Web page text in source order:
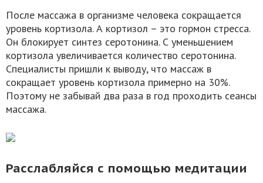
После массажа в организме человека сокращается
уровень кортизола. А кортизол – это гормон стресса.
Он блокирует синтез серотонина. С уменьшением
кортизола увеличивается количество серотонина.
Специалисты пришли к выводу, что массаж в
сокращает уровень кортизола примерно на 30%.
Поэтому не забывай два раза в год проходить сеансы
массажа.
Расслабляйся с помощью медитации